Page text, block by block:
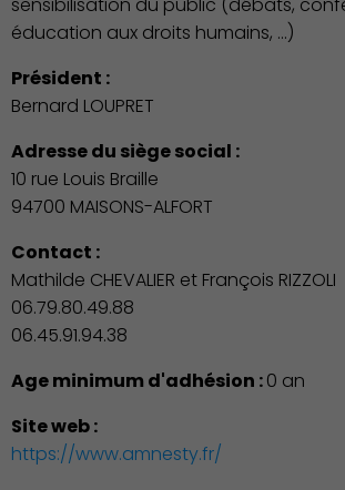
sensibilisation du public (débats,
éducation aux droits humains, ...)
Président :
Bernard LOUPRET
Adresse du siège social :
10 rue Louis Braille
94700 MAISONS-ALFORT
Contact :
Mathilde CHEVALIER et François RIZZOLI
06.79.80.49.88
06.45.91.94.38
Age minimum d'adhésion :0 an
Site web :
https://www.amnesty.fr/